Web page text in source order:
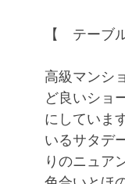
【　テーブ
高級マンシ
ど良いショ
にしていま
いるサタデ
りのニュア